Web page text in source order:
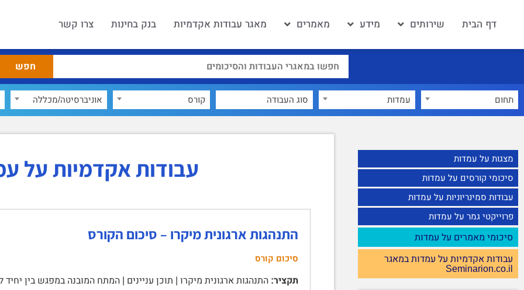
דף הבית שירותים מידע מאמרים מאגר עבודות אקדמיות בנק בחינות צרו קשר
תחום עמדות קורס אוניברסיטה/מכללה
מצגות על עמדות
סיכומי קורסים על עמדות
עבודות סמינריוניות על עמדות
פרוייקטי גמר על עמדות
סיכומי מאמרים על עמדות
עבודות אקדמיות על עמדות במאגר
Seminarion.co.il
עבודות אקדמיות על
התנהגות ארגונית מיקרו – סיכום הקורס
סיכום קורס
תקציר: